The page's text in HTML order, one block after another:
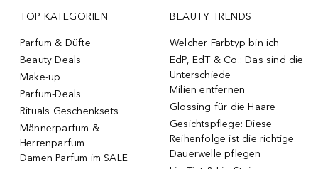
TOP KATEGORIEN
Parfum & Düfte
Beauty Deals
Make-up
Parfum-Deals
Rituals Geschenksets
Männerparfum &
Herrenparfum
Damen Parfum im SALE
BEAUTY TRENDS
Welcher Farbtyp bin ich
EdP, EdT & Co.: Das sind die
Unterschiede
Milien entfernen
Glossing für die Haare
Gesichtspflege: Diese
Reihenfolge ist die richtige
Dauerwelle pflegen